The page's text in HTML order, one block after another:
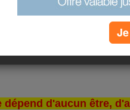
(4)
d'aucun être,